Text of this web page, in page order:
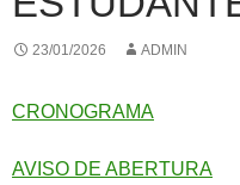
23/01/2026 ADMIN
CRONOGRAMA
AVISO DE ABERTURA